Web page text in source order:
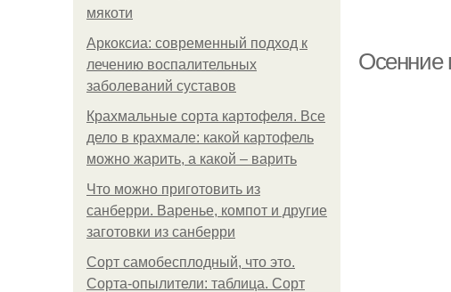
мякоти
Аркоксиа: современный подход к
лечению воспалительных
заболеваний суставов
Крахмальные сорта картофеля. Все
дело в крахмале: какой картофель
можно жарить, а какой – варить
Что можно приготовить из
санберри. Варенье, компот и другие
заготовки из санберри
Сорт самобесплодный, что это.
Сорта-опылители: таблица. Сорт
Осенние